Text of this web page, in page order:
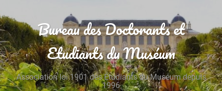
Bureau des Doctorants et
Etudiants du Muséum
Association loi 1901 des Étudiants du Muséum depuis
1996